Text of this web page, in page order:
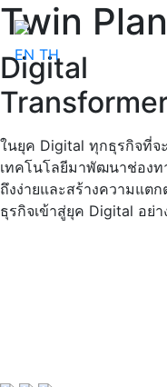
EN TH
Twin
Digital
ในยุค Digital ทุกธุรกิจที่จ
เทคโนโลยีมาพัฒนาช่องท
ถึงง่ายและสร้างความแตก
ธุรกิจเข้าสู่ยุค Digital อย่